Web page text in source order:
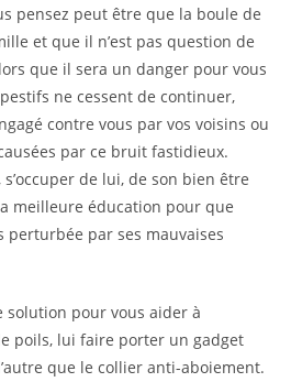
pensez peut être que la boule de
et que il n’est pas question de
que il sera un danger pour vous
ne cessent de continuer,
contre vous par vos voisins ou
par ce bruit fastidieux.
de lui, de son bien être
meilleure éducation pour que
par ses mauvaises
solution pour vous aider à
poils, lui faire porter un gadget
que le collier anti-aboiement.